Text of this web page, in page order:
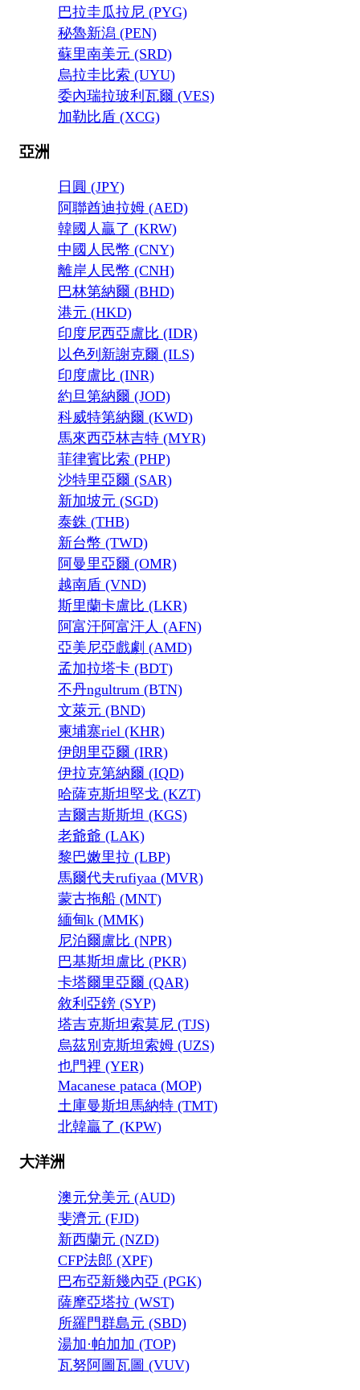
巴拉圭瓜拉尼 (PYG)
秘魯新潟 (PEN)
蘇里南美元 (SRD)
烏拉圭比索 (UYU)
委內瑞拉玻利瓦爾 (VES)
加勒比盾 (XCG)
亞洲
日圓 (JPY)
阿聯酋迪拉姆 (AED)
韓國人贏了 (KRW)
中國人民幣 (CNY)
離岸人民幣 (CNH)
巴林第納爾 (BHD)
港元 (HKD)
印度尼西亞盧比 (IDR)
以色列新謝克爾 (ILS)
印度盧比 (INR)
約旦第納爾 (JOD)
科威特第納爾 (KWD)
馬來西亞林吉特 (MYR)
菲律賓比索 (PHP)
沙特里亞爾 (SAR)
新加坡元 (SGD)
泰銖 (THB)
新台幣 (TWD)
阿曼里亞爾 (OMR)
越南盾 (VND)
斯里蘭卡盧比 (LKR)
阿富汗阿富汗人 (AFN)
亞美尼亞戲劇 (AMD)
孟加拉塔卡 (BDT)
不丹ngultrum (BTN)
文萊元 (BND)
柬埔寨riel (KHR)
伊朗里亞爾 (IRR)
伊拉克第納爾 (IQD)
哈薩克斯坦堅戈 (KZT)
吉爾吉斯斯坦 (KGS)
老爺爺 (LAK)
黎巴嫩里拉 (LBP)
馬爾代夫rufiyaa (MVR)
蒙古拖船 (MNT)
緬甸k (MMK)
尼泊爾盧比 (NPR)
巴基斯坦盧比 (PKR)
卡塔爾里亞爾 (QAR)
敘利亞鎊 (SYP)
塔吉克斯坦索莫尼 (TJS)
烏茲別克斯坦索姆 (UZS)
也門裡 (YER)
Macanese pataca (MOP)
土庫曼斯坦馬納特 (TMT)
北韓贏了 (KPW)
大洋洲
澳元兌美元 (AUD)
斐濟元 (FJD)
新西蘭元 (NZD)
CFP法郎 (XPF)
巴布亞新幾內亞 (PGK)
薩摩亞塔拉 (WST)
所羅門群島元 (SBD)
湯加·帕加加 (TOP)
瓦努阿圖瓦圖 (VUV)